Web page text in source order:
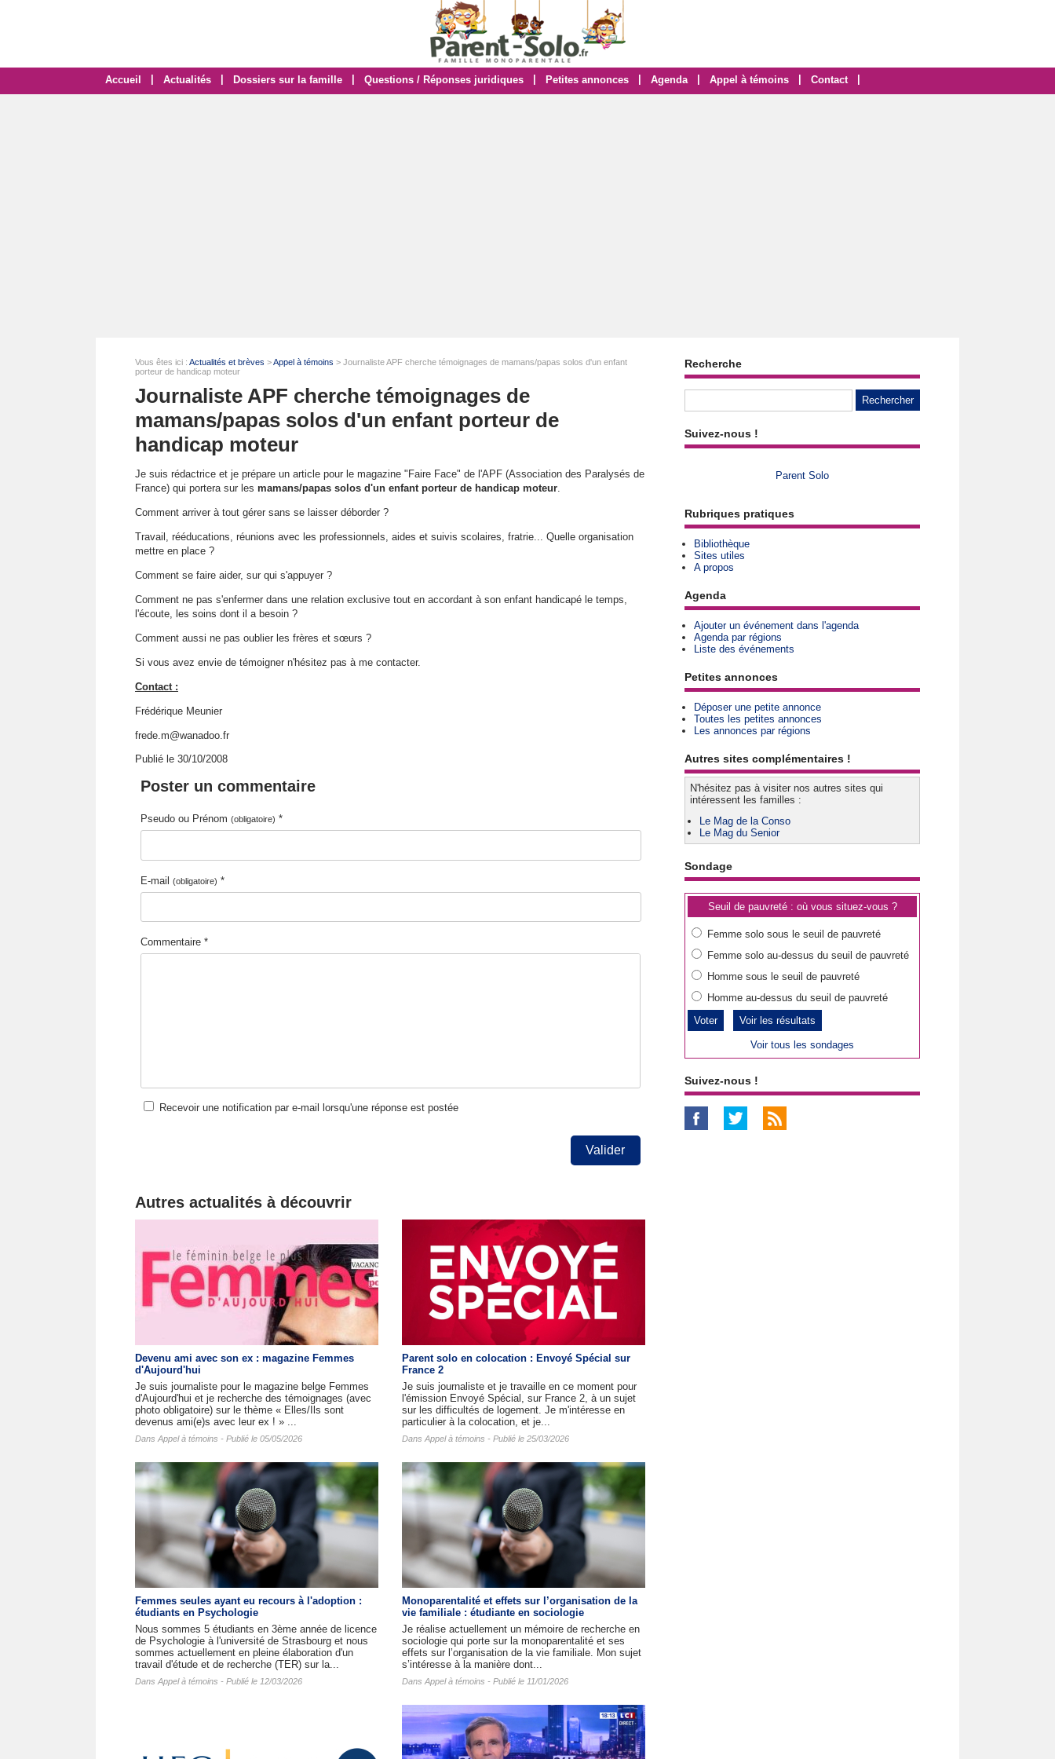
Accueil Actualités Dossiers sur la famille Questions / Réponses juridiques Petites annonces Agenda Appel à témoins Contact
Vous êtes ici : Actualités et brèves >Appel à témoins > Journaliste APF cherche témoignages de mamans/papas solos d'un enfant
porteur de handicap moteur
Journaliste APF cherche témoignages de
mamans/papas solos d'un enfant porteur de
handicap moteur
Je suis rédactrice et je prépare un article pour le magazine "Faire Face" de l'APF (Association des Paralysés de
France) qui portera sur les mamans/papas solos d'un enfant porteur de handicap moteur.
Comment arriver à tout gérer sans se laisser déborder ?
Travail, rééducations, réunions avec les professionnels, aides et suivis scolaires, fratrie... Quelle organisation
mettre en place ?
Comment se faire aider, sur qui s'appuyer ?
Comment ne pas s'enfermer dans une relation exclusive tout en accordant à son enfant handicapé le temps,
l'écoute, les soins dont il a besoin ?
Comment aussi ne pas oublier les frères et sœurs ?
Si vous avez envie de témoigner n'hésitez pas à me contacter.
Contact :
Frédérique Meunier
frede.m@wanadoo.fr
Publié le 30/10/2008
Poster un commentaire
Pseudo ou Prénom (obligatoire) *
E-mail (obligatoire) *
Commentaire *
Recevoir une notification par e-mail lorsqu'une réponse est postée
Valider
Autres actualités à découvrir
Devenu ami avec son ex : magazine Femmes
d'Aujourd'hui
Je suis journaliste pour le magazine belge Femmes
d'Aujourd'hui et je recherche des témoignages (avec
photo obligatoire) sur le thème « Elles/Ils sont
devenus ami(e)s avec leur ex ! » ...
Dans Appel à témoins - Publié le 05/05/2026
Parent solo en colocation : Envoyé Spécial sur
France 2
Je suis journaliste et je travaille en ce moment pour
l'émission Envoyé Spécial, sur France 2, à un sujet
sur les difficultés de logement. Je m'intéresse en
particulier à la colocation, et je...
Dans Appel à témoins - Publié le 25/03/2026
Femmes seules ayant eu recours à l'adoption :
étudiants en Psychologie
Nous sommes 5 étudiants en 3ème année de licence
de Psychologie à l'université de Strasbourg et nous
sommes actuellement en pleine élaboration d'un
travail d'étude et de recherche (TER) sur la...
Dans Appel à témoins - Publié le 12/03/2026
Monoparentalité et effets sur l’organisation de la
vie familiale : étudiante en sociologie
Je réalise actuellement un mémoire de recherche en
sociologie qui porte sur la monoparentalité et ses
effets sur l’organisation de la vie familiale. Mon sujet
s’intéresse à la manière dont...
Dans Appel à témoins - Publié le 11/01/2026
Recherche
Suivez-nous !
Parent Solo
Rubriques pratiques
Bibliothèque
Sites utiles
A propos
Agenda
Ajouter un événement dans l'agenda
Agenda par régions
Liste des événements
Petites annonces
Déposer une petite annonce
Toutes les petites annonces
Les annonces par régions
Autres sites complémentaires !
N'hésitez pas à visiter nos autres sites qui
intéressent les familles :
Le Mag de la Conso
Le Mag du Senior
Sondage
Seuil de pauvreté : où vous situez-vous ?
Femme solo sous le seuil de pauvreté
Femme solo au-dessus du seuil de pauvreté
Homme sous le seuil de pauvreté
Homme au-dessus du seuil de pauvreté
Voir les résultats
Voir tous les sondages
Suivez-nous !